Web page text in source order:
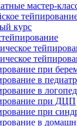
мастер-
курс
при
в
в
при ДЦП
при
в